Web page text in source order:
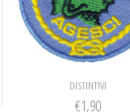
DISTINTIVI
€1,90